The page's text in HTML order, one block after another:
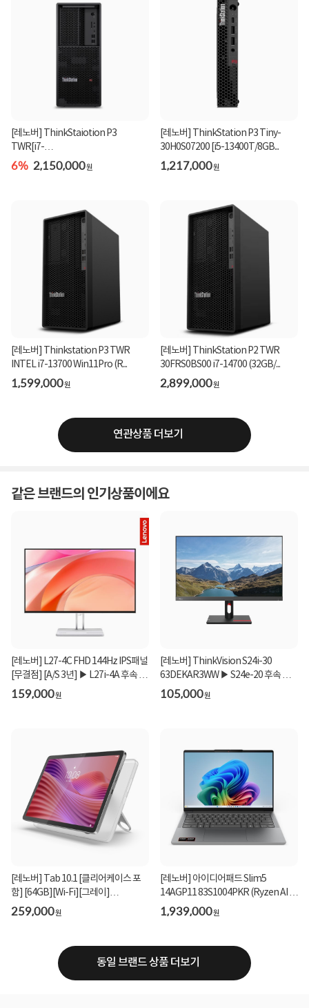
[레노버] ThinkStaiotion P3
TWR[i7-
14700/16GB/512GB/Win1...
6% 2,150,000원
[레노버] ThinkStation P3 Tiny-
30H0S07200 [i5-13400T/8GB...
1,217,000원
[레노버] Thinkstation P3 TWR
INTEL i7-13700 Win11Pro (R...
1,599,000원
[레노버] ThinkStation P2 TWR
30FRS0BS00 i7-14700 (32GB/...
2,899,000원
연관상품 더보기
같은 브랜드의 인기상품이에요
[레노버] L27-4C FHD 144Hz IPS패널
[무결점] [A/S 3년] ▶ L27i-4A 후속 모
델 ◀
159,000원
[레노버] ThinkVision S24i-30
63DEKAR3WW ▶ S24e-20 후속 모
델 ◀
105,000원
[레노버] Tab 10.1 [클리어케이스 포
함] [64GB][Wi-Fi][그레이]
_ZAEH0020KR
259,000원
[레노버] 아이디어패드 Slim5
14AGP11 83S1004PKR (Ryzen AI 7
450/32GB/1TB/Win11Hom...
1,939,000원
동일 브랜드 상품 더보기